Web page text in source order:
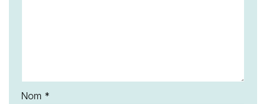
Nom *